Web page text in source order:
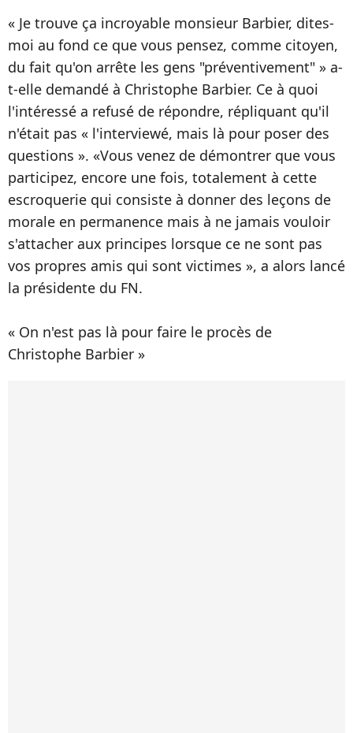
« Je trouve ça incroyable monsieur Barbier, dites-
moi au fond ce que vous pensez, comme citoyen,
du fait qu'on arrête les gens "préventivement" » a-
t-elle demandé à Christophe Barbier. Ce à quoi
l'intéressé a refusé de répondre, répliquant qu'il
n'était pas « l'interviewé, mais là pour poser des
questions ». «Vous venez de démontrer que vous
participez, encore une fois, totalement à cette
escroquerie qui consiste à donner des leçons de
morale en permanence mais à ne jamais vouloir
s'attacher aux principes lorsque ce ne sont pas
vos propres amis qui sont victimes », a alors lancé
la présidente du FN.
« On n'est pas là pour faire le procès de
Christophe Barbier »